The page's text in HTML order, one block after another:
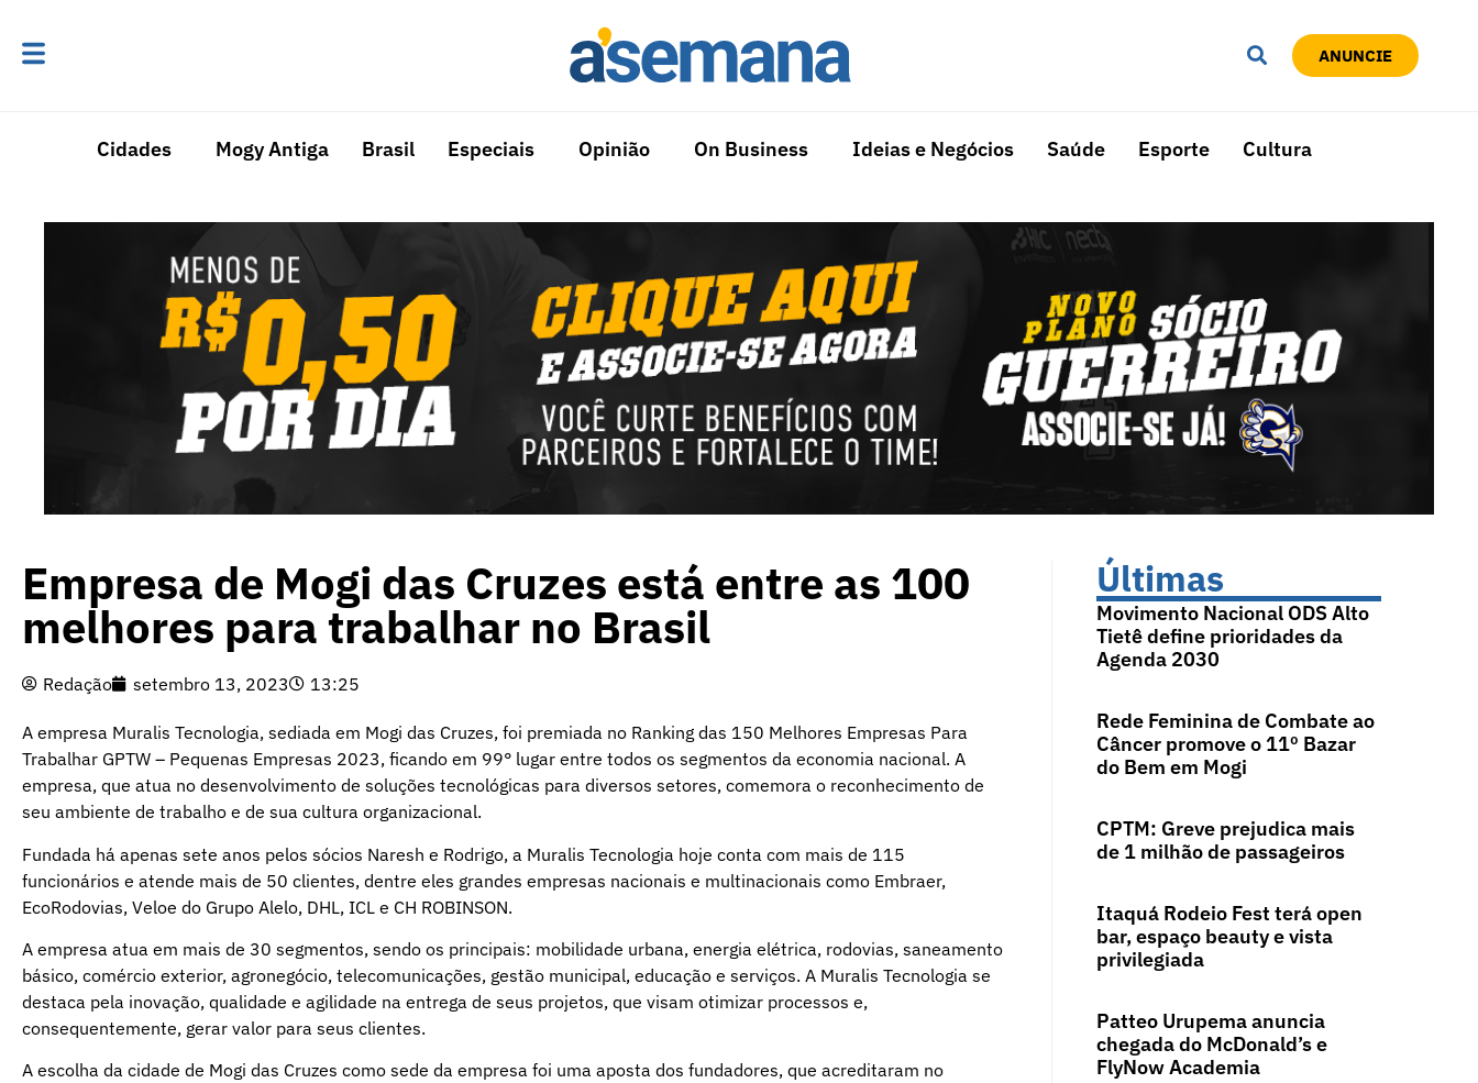
ANUNCIE
Cidades Mogy Antiga Brasil Especiais Opinião On Business Ideias e Negócios Saúde Esporte Cultura
Empresa de Mogi das Cruzes está entre as 100
melhores para trabalhar no Brasil
Redação setembro 13, 2023 13:25
A empresa Muralis Tecnologia, sediada em Mogi das Cruzes, foi premiada no Ranking das 150 Melhores Empresas Para
Trabalhar GPTW – Pequenas Empresas 2023, ficando em 99° lugar entre todos os segmentos da economia nacional. A
empresa, que atua no desenvolvimento de soluções tecnológicas para diversos setores, comemora o reconhecimento de
seu ambiente de trabalho e de sua cultura organizacional.
Fundada há apenas sete anos pelos sócios Naresh e Rodrigo, a Muralis Tecnologia hoje conta com mais de 115
funcionários e atende mais de 50 clientes, dentre eles grandes empresas nacionais e multinacionais como Embraer,
EcoRodovias, Veloe do Grupo Alelo, DHL, ICL e CH ROBINSON.
A empresa atua em mais de 30 segmentos, sendo os principais: mobilidade urbana, energia elétrica, rodovias, saneamento
básico, comércio exterior, agronegócio, telecomunicações, gestão municipal, educação e serviços. A Muralis Tecnologia se
destaca pela inovação, qualidade e agilidade na entrega de seus projetos, que visam otimizar processos e,
consequentemente, gerar valor para seus clientes.
A escolha da cidade de Mogi das Cruzes como sede da empresa foi uma aposta dos fundadores, que acreditaram no
Últimas
Movimento Nacional ODS Alto
Tietê define prioridades da
Agenda 2030
Rede Feminina de Combate ao
Câncer promove o 11º Bazar
do Bem em Mogi
CPTM: Greve prejudica mais
de 1 milhão de passageiros
Itaquá Rodeio Fest terá open
bar, espaço beauty e vista
privilegiada
Patteo Urupema anuncia
chegada do McDonald’s e
FlyNow Academia